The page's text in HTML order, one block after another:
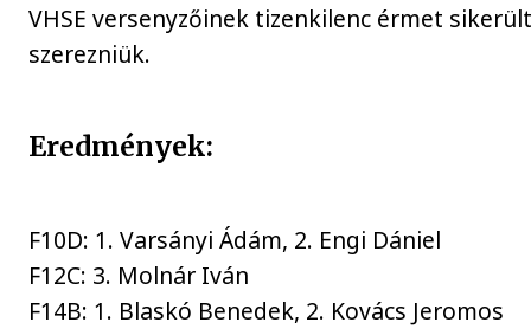
VHSE versenyzőinek tizenkilenc érmet
szerezniük.
F10D: 1. Varsányi Ádám, 2. Engi Dániel
F12C: 3. Molnár Iván
F14B: 1. Blaskó Benedek, 2. Kovács Jeromos